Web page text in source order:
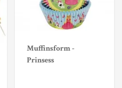
Muffinsform -
Prinsess